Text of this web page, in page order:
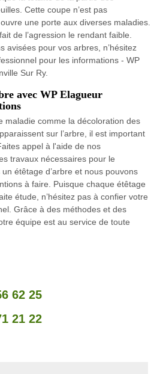
Cette coupe n’est pas
une porte aux diverses maladies.
de l’agression le rendant faible.
avisées pour vos arbres, n’hésitez
pour les informations - WP
Sur Ry.
avec WP Elagueur
maladie comme la décoloration des
sur l’arbre, il est important
appel à l'aide de nos
travaux nécessaires pour le
étêtage d’arbre et nous pouvons
à faire. Puisque chaque étêtage
étude, n’hésitez pas à confier votre
Grâce à des méthodes et des
équipe est au service de toute
62 25
21 22